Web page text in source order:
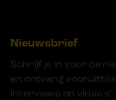
Nieuwsbrief
Schrijf je in voor de
en ontvang
interviews en video's!